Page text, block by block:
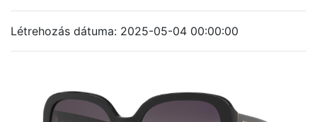
Létrehozás dátuma: 2025-05-04 00:00:00